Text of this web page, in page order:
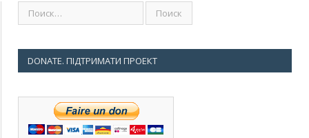
DONATE. ПІДТРИМАТИ ПРОЕКТ